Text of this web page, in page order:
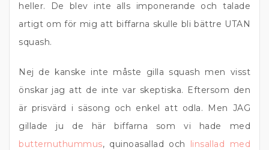
heller. De blev inte alls imponerande och talade
artigt om för mig att biffarna skulle bli bättre UTAN
squash.
Nej de kanske inte måste gilla squash men visst
önskar jag att de inte var skeptiska. Eftersom den
är prisvärd i säsong och enkel att odla. Men JAG
gillade ju de här biffarna som vi hade med
butternuthummus, quinoasallad och linsallad med